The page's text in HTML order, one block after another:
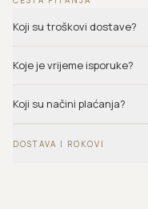
Koji su troškovi dostave?
Koje je vrijeme isporuke?
Koji su načini plaćanja?
DOSTAVA I ROKOVI